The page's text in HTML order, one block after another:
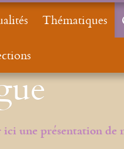
ici une présentation
Thématiques